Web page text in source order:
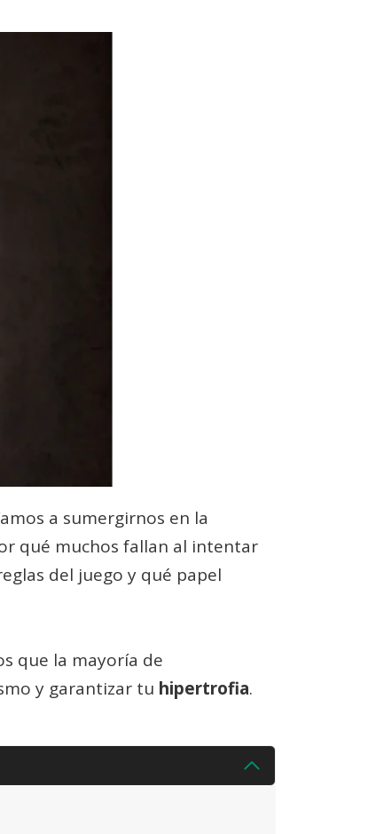
a sumergirnos en la
qué muchos fallan al intentar
del juego y qué papel
que la mayoría de
y garantizar tu hipertrofia.